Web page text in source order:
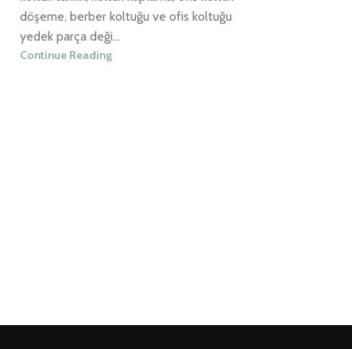
döşeme, berber koltuğu ve ofis koltuğu
yedek parça deği...
Continue Reading